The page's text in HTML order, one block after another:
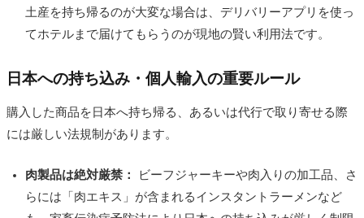
土産を持ち帰るのが大変な場合は、デリバリーアプリを使っ
てホテルまで届けてもらうのが現地の賢い利用法です。
日本への持ち込み・個人輸入の重要ルール
購入した商品を日本へ持ち帰る、あるいは代行で取り寄せる際
には厳しい法規制があります。
肉製品は絶対厳禁：
ビーフジャーキーや肉入りの加工品、さ
らには「肉エキス」が含まれるインスタントラーメンなど